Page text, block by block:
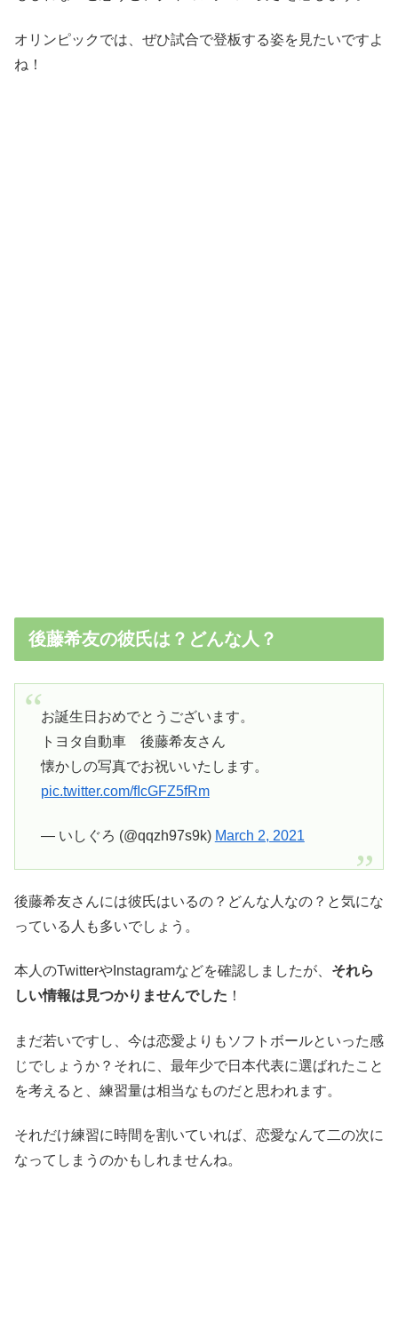
オリンピックでは、ぜひ試合で登板する姿を見たいですよ
ね！
後藤希友の彼氏は？どんな人？
お誕生日おめでとうございます。
トヨタ自動車 後藤希友さん
懐かしの写真でお祝いいたします。
pic.twitter.com/fIcGFZ5fRm
— いしぐろ (@qqzh97s9k) March 2, 2021
後藤希友さんには彼氏はいるの？どんな人なの？と気にな
っている人も多いでしょう。
本人のTwitterやInstagramなどを確認しましたが、 それら
しい情報は見つかりませんでした ！
まだ若いですし、今は恋愛よりもソフトボールといった感
じでしょうか？それに、最年少で日本代表に選ばれたこと
を考えると、練習量は相当なものだと思われます。
それだけ練習に時間を割いていれば、恋愛なんて二の次に
なってしまうのかもしれませんね。